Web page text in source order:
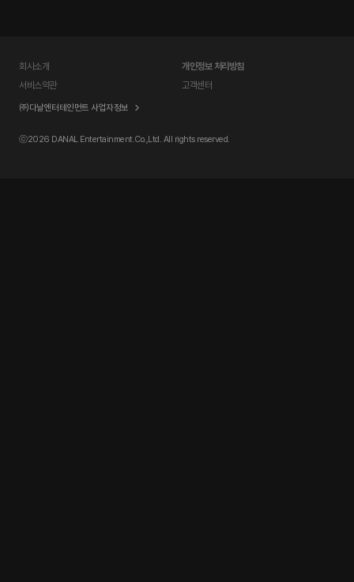
회사소개
개인정보 처리방침
서비스약관
고객센터
㈜다날엔터테인먼트 사업자정보
ⓒ2026 DANAL Entertainment.Co.,Ltd. All rights reserved.